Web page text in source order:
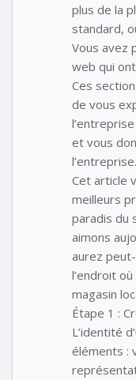
plus de la
standard,
Vous avez
web qui ont
Ces
de vous
et vous
l’entreprise.
Cet article
meilleurs
paradis du
aimons
aurez
l’endroit
magasin
Étape 1 :
L’identité
éléments :